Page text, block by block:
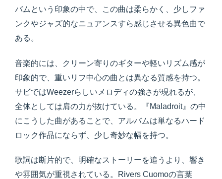
バムという印象の中で、この曲は柔らかく、少しファ
ンクやジャズ的なニュアンスすら感じさせる異色曲で
ある。
音楽的には、クリーン寄りのギターや軽いリズム感が
印象的で、重いリフ中心の曲とは異なる質感を持つ。
サビではWeezerらしいメロディの強さが現れるが、
全体としては肩の力が抜けている。『Maladroit』の中
にこうした曲があることで、アルバムは単なるハード
ロック作品にならず、少し奇妙な幅を持つ。
歌詞は断片的で、明確なストーリーを追うより、響き
や雰囲気が重視されている。Rivers Cuomoの言葉